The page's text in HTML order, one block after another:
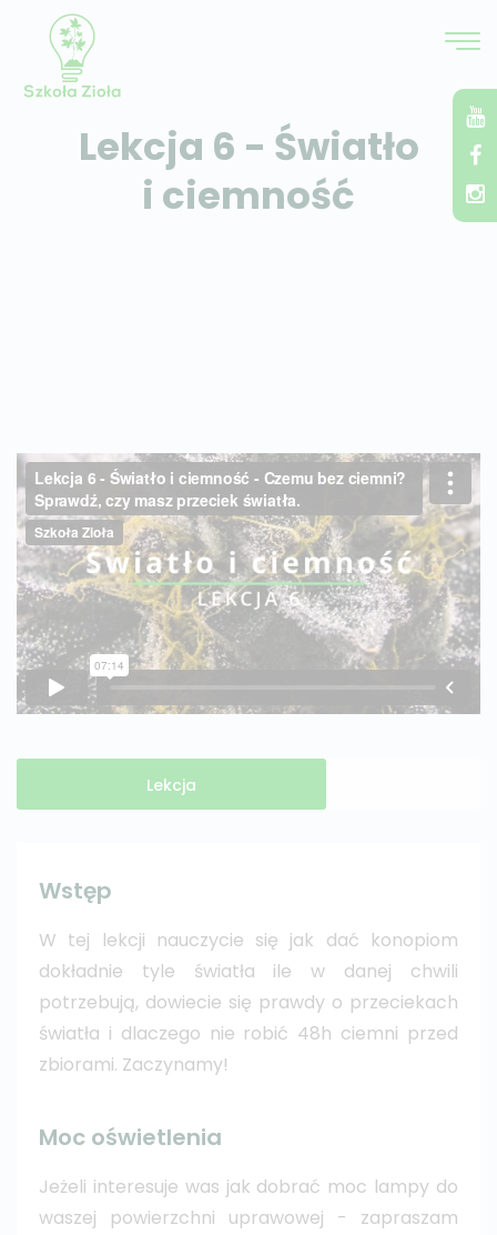
Lekcja 6 - Światło
i ciemność
Lekcja
Wstęp
W tej lekcji nauczycie się jak dać konopiom
dokładnie tyle światła ile w danej chwili
potrzebują, dowiecie się prawdy o przeciekach
światła i dlaczego nie robić 48h ciemni przed
zbiorami. Zaczynamy!
Moc oświetlenia
Jeżeli interesuje was jak dobrać moc lampy do
waszej powierzchni uprawowej - zapraszam